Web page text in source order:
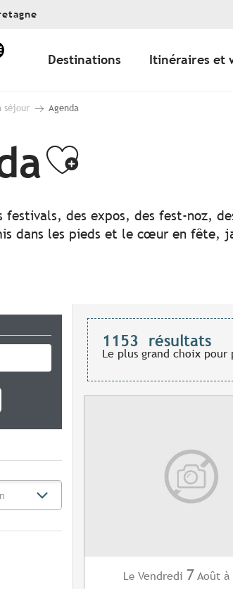
Destinations Itinéraires et
séjour Agenda
Ajouter
festivals, des expos, des fest-noz,
dans les pieds et le cœur en fête,
1153 résultats
Le plus grand choix
Le Vendredi 7 Août à